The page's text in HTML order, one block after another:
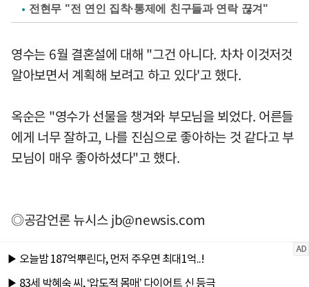
전현무 "전 연인 집착·통제에 친구들과 연락 끊겨"
영수는 6월 결혼설에 대해 "그건 아니다. 차차 이것저것
알아보면서 계획해 보려고 하고 있다'고 했다.
옥순은 "영수가 선물을 챙겨와 부모님을 뵈었다. 어른들
에게 너무 잘하고, 나를 진심으로 좋아하는 것 같다고 부
모님이 매우 좋아하셨다"고 했다.
◎공감언론 뉴시스jb@newsis.com